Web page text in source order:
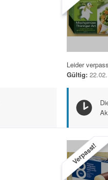
Leider
Gültig:
Verpasst!